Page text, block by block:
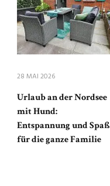
28 MAI 2026
Urlaub an der Nordsee
mit Hund:
Entspannung und Spaß
für die ganze Familie